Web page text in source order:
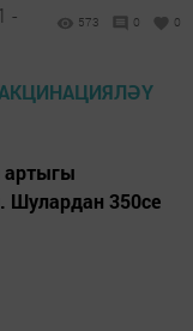
-
573 0 0
артыгы
Шулардан 350се